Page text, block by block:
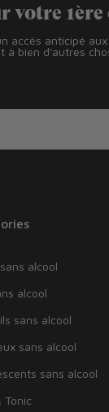
votre
accès anticipé
à bien d'autres
alcool
alcool
sans alcool
sans alcool
sans alcool
Tonic